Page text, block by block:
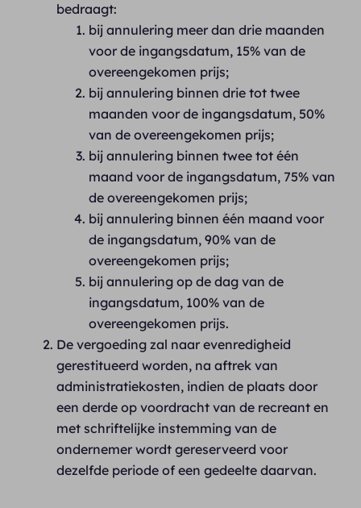
bedraagt:
bij annulering meer dan drie maanden
voor de ingangsdatum, 15% van de
overeengekomen prijs;
bij annulering binnen drie tot twee
maanden voor de ingangsdatum, 50%
van de overeengekomen prijs;
bij annulering binnen twee tot één
maand voor de ingangsdatum, 75% van
de overeengekomen prijs;
bij annulering binnen één maand voor
de ingangsdatum, 90% van de
overeengekomen prijs;
bij annulering op de dag van de
ingangsdatum, 100% van de
overeengekomen prijs.
De vergoeding zal naar evenredigheid
gerestitueerd worden, na aftrek van
administratiekosten, indien de plaats door
een derde op voordracht van de recreant en
met schriftelijke instemming van de
ondernemer wordt gereserveerd voor
dezelfde periode of een gedeelte daarvan.